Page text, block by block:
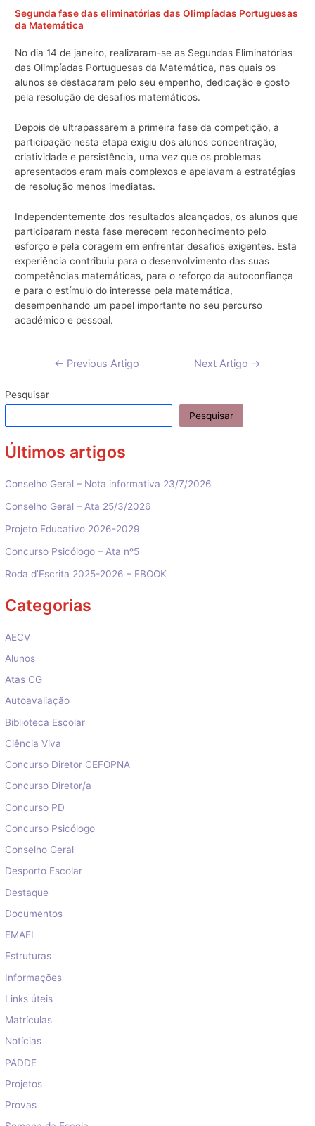
Segunda fase das eliminatórias das Olimpíadas Portuguesas
da Matemática
No dia 14 de janeiro, realizaram-se as Segundas Eliminatórias
das Olimpíadas Portuguesas da Matemática, nas quais os
alunos se destacaram pelo seu empenho, dedicação e gosto
pela resolução de desafios matemáticos.
Depois de ultrapassarem a primeira fase da competição, a
participação nesta etapa exigiu dos alunos concentração,
criatividade e persistência, uma vez que os problemas
apresentados eram mais complexos e apelavam a estratégias
de resolução menos imediatas.
Independentemente dos resultados alcançados, os alunos que
participaram nesta fase merecem reconhecimento pelo
esforço e pela coragem em enfrentar desafios exigentes. Esta
experiência contribuiu para o desenvolvimento das suas
competências matemáticas, para o reforço da autoconfiança
e para o estímulo do interesse pela matemática,
desempenhando um papel importante no seu percurso
académico e pessoal.
Navegação
artigos
← Previous Artigo Next Artigo →
Pesquisar
Pesquisar
Últimos artigos
Conselho Geral – Nota informativa 23/7/2026
Conselho Geral – Ata 25/3/2026
Projeto Educativo 2026-2029
Concurso Psicólogo – Ata nº5
Roda d’Escrita 2025-2026 – EBOOK
Categorias
AECV
Alunos
Atas CG
Autoavaliação
Biblioteca Escolar
Ciência Viva
Concurso Diretor CEFOPNA
Concurso Diretor/a
Concurso PD
Concurso Psicólogo
Conselho Geral
Desporto Escolar
Destaque
Documentos
EMAEI
Estruturas
Informações
Links úteis
Matrículas
Notícias
PADDE
Projetos
Provas